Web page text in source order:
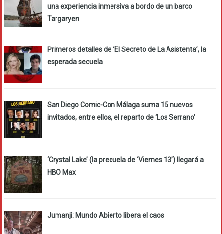
una experiencia inmersiva a bordo de un barco
Targaryen
Primeros detalles de ‘El Secreto de La Asistenta’, la
esperada secuela
San Diego Comic-Con Málaga suma 15 nuevos
invitados, entre ellos, el reparto de ‘Los Serrano’
‘Crystal Lake’ (la precuela de ‘Viernes 13’) llegará a
HBO Max
Jumanji: Mundo Abierto libera el caos